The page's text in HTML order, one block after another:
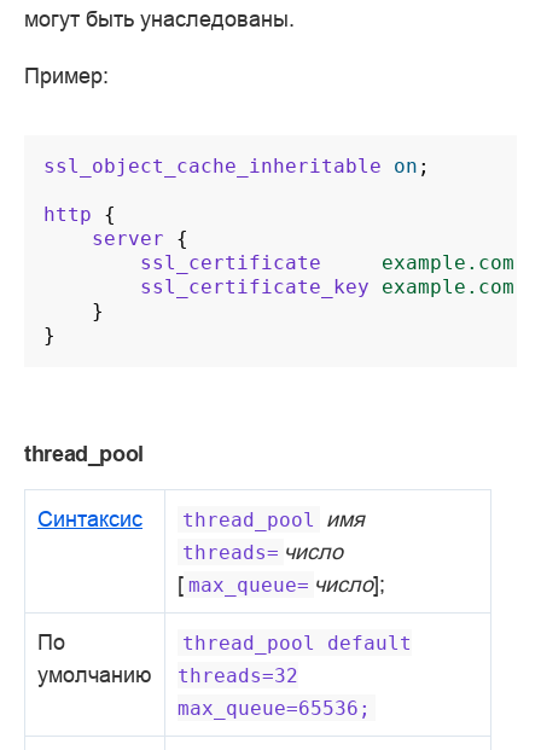
могут быть унаследованы.
Пример:
ssl_object_cache_inheritable on ;
http
{
server
{
ssl_certificate
ssl_certificate_key
}
}
thread_pool
Синтаксис thread_pool имя
threads= число
[ max_queue= число];
По
умолчанию
thread_pool
default
threads=32
max_queue=65536;